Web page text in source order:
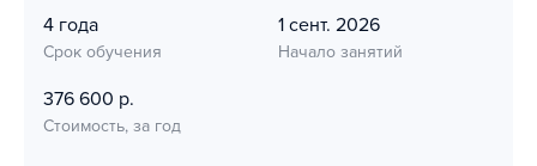
4 года
Срок обучения
1 сент. 2026
Начало занятий
376 600 р.
Стоимость, за год